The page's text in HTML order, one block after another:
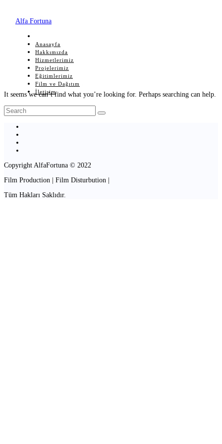
Alfa Fortuna
Anasayfa
Hakkımızda
Hizmetlerimiz
Projelerimiz
Eğitimlerimiz
Film ve Dağıtım
İletişim
It seems we can’t find what you’re looking for. Perhaps searching can help.
Copyright AlfaFortuna © 2022
Film Production | Film Disturbution |
Tüm Hakları Saklıdır.